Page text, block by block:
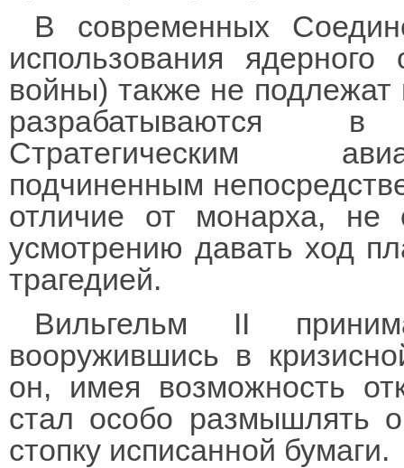
В современных
использования
войны) также не
разрабатываются в
Стратегическим
подчиненным
отличие от монарха, не
усмотрению давать ход
трагедией.
Вильгельм II
вооружившись в
он, имея возможность
стал особо размышлять
стопку исписанной бумаги.